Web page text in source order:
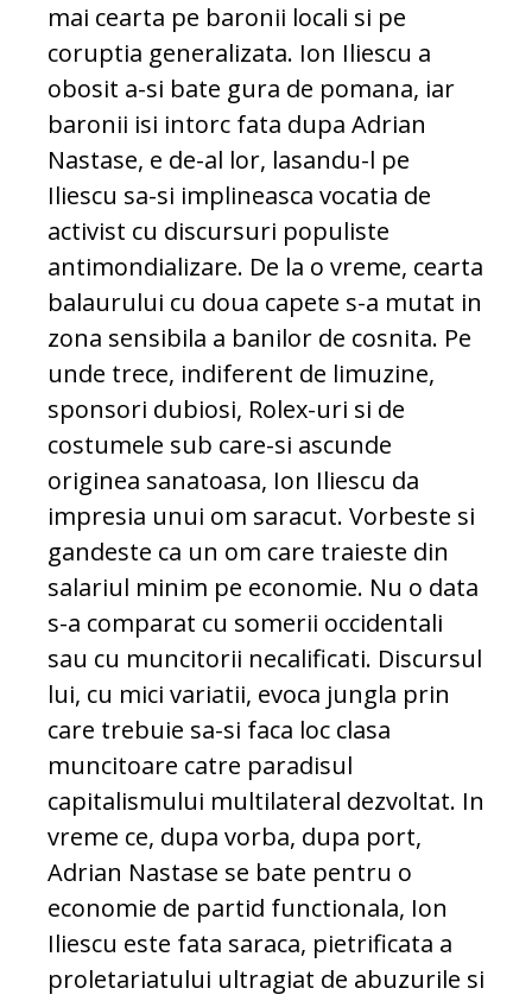
mai cearta pe baronii locali si pe
coruptia generalizata. Ion Iliescu a
obosit a-si bate gura de pomana, iar
baronii isi intorc fata dupa Adrian
Nastase, e de-al lor, lasandu-l pe
Iliescu sa-si implineasca vocatia de
activist cu discursuri populiste
antimondializare. De la o vreme, cearta
balaurului cu doua capete s-a mutat in
zona sensibila a banilor de cosnita. Pe
unde trece, indiferent de limuzine,
sponsori dubiosi, Rolex-uri si de
costumele sub care-si ascunde
originea sanatoasa, Ion Iliescu da
impresia unui om saracut. Vorbeste si
gandeste ca un om care traieste din
salariul minim pe economie. Nu o data
s-a comparat cu somerii occidentali
sau cu muncitorii necalificati. Discursul
lui, cu mici variatii, evoca jungla prin
care trebuie sa-si faca loc clasa
muncitoare catre paradisul
capitalismului multilateral dezvoltat. In
vreme ce, dupa vorba, dupa port,
Adrian Nastase se bate pentru o
economie de partid functionala, Ion
Iliescu este fata saraca, pietrificata a
proletariatului ultragiat de abuzurile si